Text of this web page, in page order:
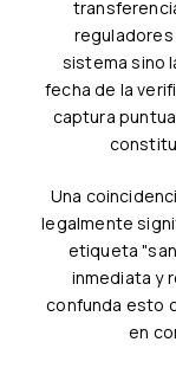
reguladores
sistema sino
fecha de la
captura
Una coincidencia en la lista SDN de OFAC es un hecho
legalmente
etiqueta
inmediata y
confunda esto
en